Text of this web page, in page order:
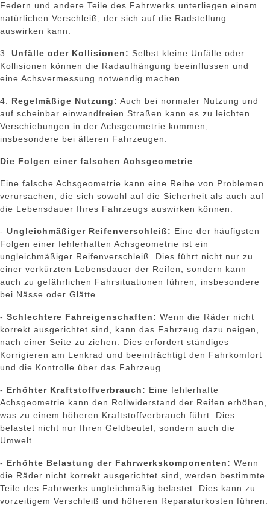
Federn und andere Teile des Fahrwerks unterliegen einem
natürlichen Verschleiß, der sich auf die Radstellung
auswirken kann.
3. Unfälle oder Kollisionen: Selbst kleine Unfälle oder
Kollisionen können die Radaufhängung beeinflussen und
eine Achsvermessung notwendig machen.
4. Regelmäßige Nutzung: Auch bei normaler Nutzung und
auf scheinbar einwandfreien Straßen kann es zu leichten
Verschiebungen in der Achsgeometrie kommen,
insbesondere bei älteren Fahrzeugen.
Die Folgen einer falschen Achsgeometrie
Eine falsche Achsgeometrie kann eine Reihe von Problemen
verursachen, die sich sowohl auf die Sicherheit als auch auf
die Lebensdauer Ihres Fahrzeugs auswirken können:
- Ungleichmäßiger Reifenverschleiß: Eine der häufigsten
Folgen einer fehlerhaften Achsgeometrie ist ein
ungleichmäßiger Reifenverschleiß. Dies führt nicht nur zu
einer verkürzten Lebensdauer der Reifen, sondern kann
auch zu gefährlichen Fahrsituationen führen, insbesondere
bei Nässe oder Glätte.
- Schlechtere Fahreigenschaften: Wenn die Räder nicht
korrekt ausgerichtet sind, kann das Fahrzeug dazu neigen,
nach einer Seite zu ziehen. Dies erfordert ständiges
Korrigieren am Lenkrad und beeinträchtigt den Fahrkomfort
und die Kontrolle über das Fahrzeug.
- Erhöhter Kraftstoffverbrauch: Eine fehlerhafte
Achsgeometrie kann den Rollwiderstand der Reifen erhöhen,
was zu einem höheren Kraftstoffverbrauch führt. Dies
belastet nicht nur Ihren Geldbeutel, sondern auch die
Umwelt.
- Erhöhte Belastung der Fahrwerkskomponenten: Wenn
die Räder nicht korrekt ausgerichtet sind, werden bestimmte
Teile des Fahrwerks ungleichmäßig belastet. Dies kann zu
vorzeitigem Verschleiß und höheren Reparaturkosten führen.